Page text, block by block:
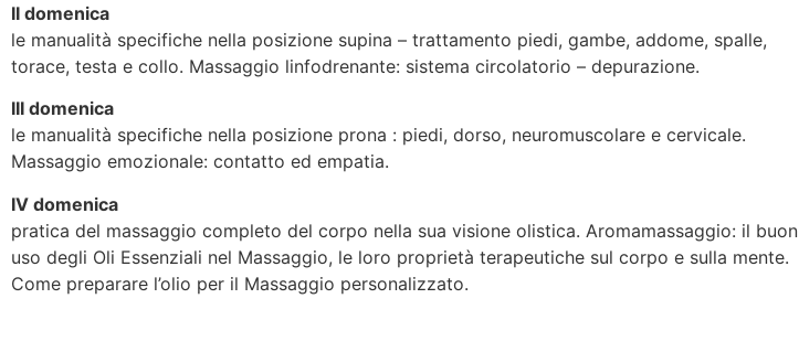
II domenica
le manualità specifiche nella posizione supina – trattamento piedi, gambe, addome, spalle,
torace, testa e collo. Massaggio linfodrenante: sistema circolatorio – depurazione.
III domenica
le manualità specifiche nella posizione prona : piedi, dorso, neuromuscolare e cervicale.
Massaggio emozionale: contatto ed empatia.
IV domenica
pratica del massaggio completo del corpo nella sua visione olistica. Aromamassaggio: il buon
uso degli Oli Essenziali nel Massaggio, le loro proprietà terapeutiche sul corpo e sulla mente.
Come preparare l’olio per il Massaggio personalizzato.